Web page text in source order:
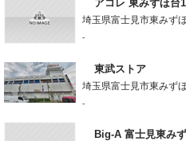
アコレ 東みずほ台
埼玉県富士見市東みず
-
東武ストア
埼玉県富士見市東みず
-
Big-A 富士見東み